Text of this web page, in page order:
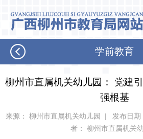
学前教育
柳州市直属机关幼儿园： 党建
强根基
来源： 柳州市直属机关幼儿园 | 发布日
者： 柳州市直属机关